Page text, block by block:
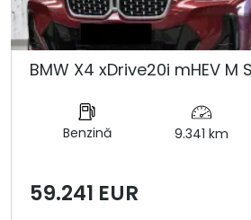
BMW X4 xDrive20i mHEV M
Benzină 9.341 km
59.241 EUR